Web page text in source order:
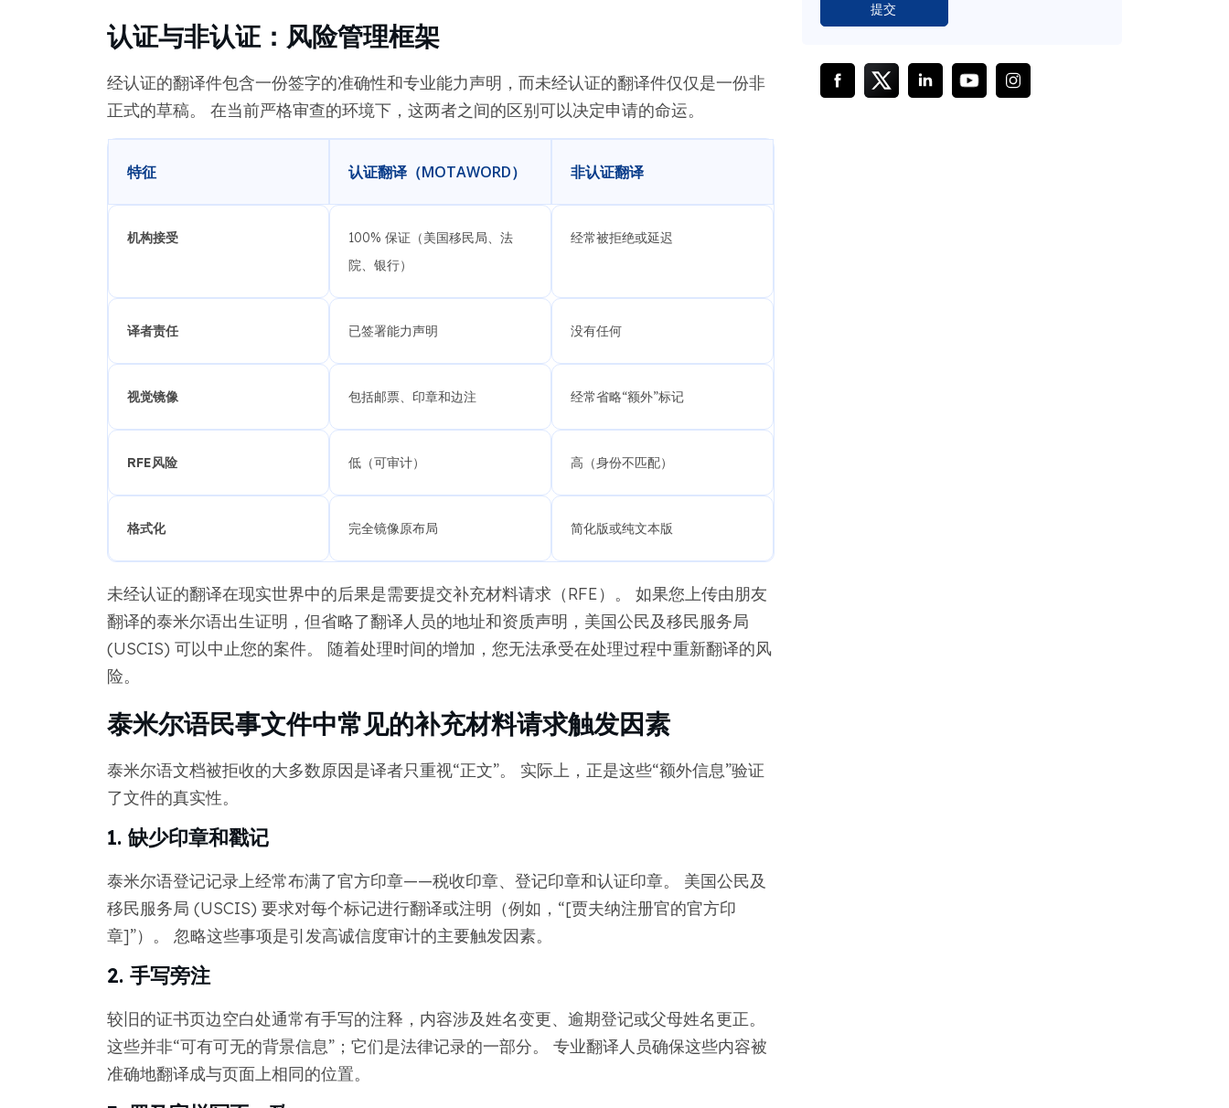
认证与非认证：风险管理框架
经认证的翻译件包含一份签字的准确性和专业能力声明，而未经认证的翻译件仅仅是一份非
正式的草稿。 在当前严格审查的环境下，这两者之间的区别可以决定申请的命运。
特征 认证翻译（MOTAWORD） 非认证翻译
机构接受
100% 保证（美国移民局、法
院、银行）
经常被拒绝或延迟
译者责任 已签署能力声明 没有任何
视觉镜像 包括邮票、印章和边注 经常省略“额外”标记
RFE风险 低（可审计） 高（身份不匹配）
格式化 完全镜像原布局 简化版或纯文本版
未经认证的翻译在现实世界中的后果是需要提交补充材料请求（RFE）。 如果您上传由朋友
翻译的泰米尔语出生证明，但省略了翻译人员的地址和资质声明，美国公民及移民服务局
(USCIS) 可以中止您的案件。 随着处理时间的增加，您无法承受在处理过程中重新翻译的风
险。
泰米尔语民事文件中常见的补充材料请求触发因素
泰米尔语文档被拒收的大多数原因是译者只重视“正文”。 实际上，正是这些“额外信息”验证
了文件的真实性。
1. 缺少印章和戳记
泰米尔语登记记录上经常布满了官方印章——税收印章、登记印章和认证印章。 美国公民及
移民服务局 (USCIS) 要求对每个标记进行翻译或注明（例如，“[贾夫纳注册官的官方印
章]”）。 忽略这些事项是引发高诚信度审计的主要触发因素。
2. 手写旁注
较旧的证书页边空白处通常有手写的注释，内容涉及姓名变更、逾期登记或父母姓名更正。
这些并非“可有可无的背景信息”；它们是法律记录的一部分。 专业翻译人员确保这些内容被
准确地翻译成与页面上相同的位置。
提交